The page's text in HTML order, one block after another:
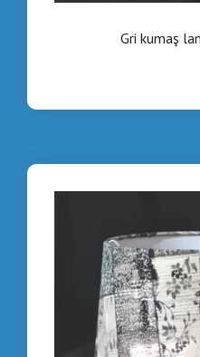
Gri kumaş